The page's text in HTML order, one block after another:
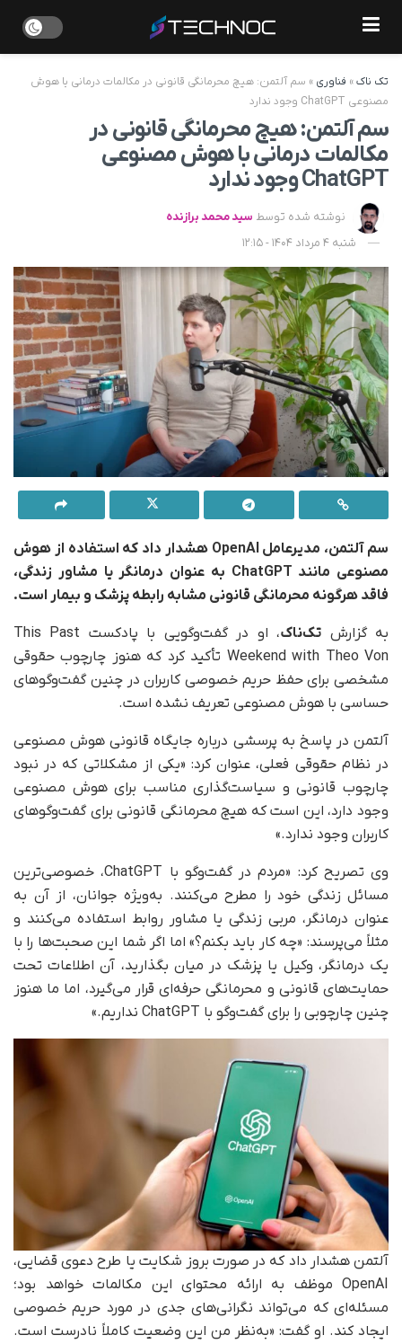
تک ناک» فناوری » سم آلتمن: هیچ محرمانگی قانونی در مکالمات درمانی با هوش
مصنوعی ChatGPT وجود ندارد
سم آلتمن: هیچ محرمانگی قانونی در
مکالمات درمانی با هوش مصنوعی
ChatGPT وجود ندارد
نوشته شده توسط سید محمد برازنده
شنبه 4 مرداد 1404 - 12:15
سم آلتمن، مدیرعامل OpenAI هشدار داد که استفاده از هوش
مصنوعی مانند ChatGPT به‌ عنوان درمانگر یا مشاور زندگی،
فاقد هرگونه محرمانگی قانونی مشابه رابطه پزشک و بیمار است.
به گزارش تک‌ناک
، او در گفت‌وگویی با پادکست This Past
Weekend with Theo Von تأکید کرد که هنوز چارچوب حقوقی
مشخصی برای حفظ حریم خصوصی کاربران در چنین گفت‌وگوهای
حساسی با هوش مصنوعی تعریف نشده است.
آلتمن در پاسخ به پرسشی درباره جایگاه قانونی هوش مصنوعی
در نظام حقوقی فعلی، عنوان کرد: «یکی از مشکلاتی که در نبود
چارچوب قانونی و سیاست‌گذاری مناسب برای هوش مصنوعی
وجود دارد، این است که هیچ محرمانگی قانونی برای گفت‌وگوهای
کاربران وجود ندارد.»
وی تصریح کرد: «مردم در گفت‌وگو با ChatGPT، خصوصی‌ترین
مسائل زندگی‌ خود را مطرح می‌کنند. به‌ویژه جوانان، از آن به‌
عنوان درمانگر، مربی زندگی یا مشاور روابط استفاده می‌کنند و
مثلاً می‌پرسند: «چه کار باید بکنم؟» اما اگر شما این صحبت‌ها را با
یک درمانگر، وکیل یا پزشک در میان بگذارید، آن اطلاعات تحت
حمایت‌های قانونی و محرمانگی حرفه‌ای قرار می‌گیرد، اما ما هنوز
چنین چارچوبی را برای گفت‌وگو با ChatGPT نداریم.»
آلتمن هشدار داد که در صورت بروز شکایت یا طرح دعوی قضایی،
OpenAI موظف به ارائه محتوای این مکالمات خواهد بود؛
مسئله‌ای که می‌تواند نگرانی‌های جدی در مورد حریم خصوصی
ایجاد کند. او گفت: «به‌نظر من این وضعیت کاملاً نادرست است.